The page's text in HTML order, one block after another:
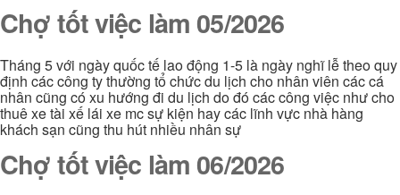
Chợ tốt việc làm 05/2026
Tháng 5 với ngày quốc tế lao động 1-5 là ngày nghĩ lễ theo quy
định các công ty thường tổ chức du lịch cho nhân viên các cá
nhân cũng có xu hướng đi du lịch do đó các công việc như cho
thuê xe tài xế lái xe mc sự kiện hay các lĩnh vực nhà hàng
khách sạn cũng thu hút nhiều nhân sự
Chợ tốt việc làm 06/2026